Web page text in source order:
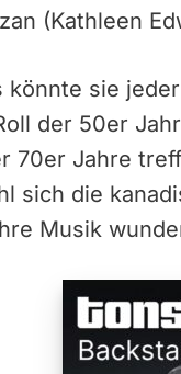
(Kathleen
könnte sie
der 50er
70er Jahre
sich die
Musik